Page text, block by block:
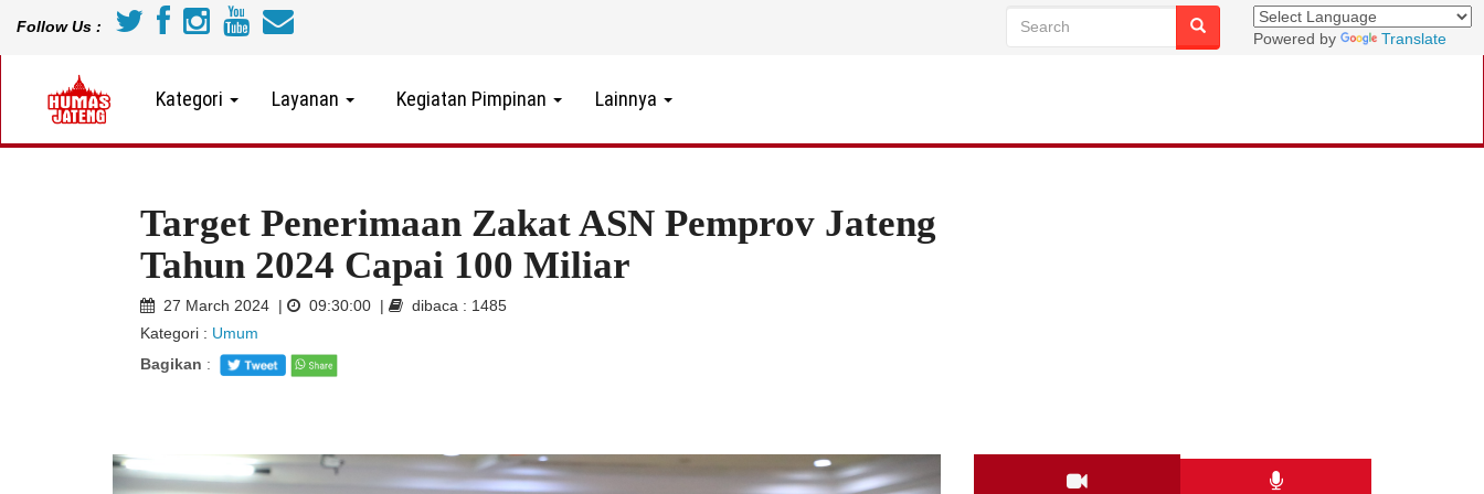
Follow Us :
Powered by Translate
Kategori Layanan Kegiatan Pimpinan Lainnya
Target Penerimaan Zakat ASN Pemprov Jateng
Tahun 2024 Capai 100 Miliar
27 March 2024 | 09:30:00 |
dibaca : 1485
Kategori : Umum
Bagikan :